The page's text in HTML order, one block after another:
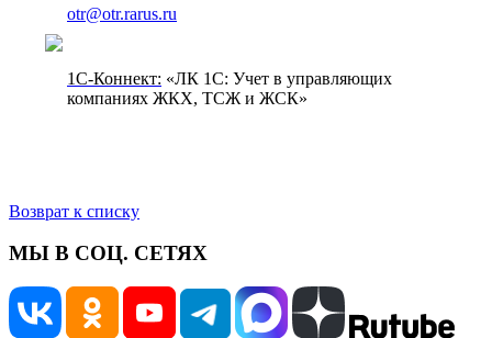
otr@otr.rarus.ru
1С-Коннект: «ЛК 1С: Учет в управляющих
компаниях ЖКХ, ТСЖ и ЖСК»
Возврат к списку
МЫ В СОЦ. СЕТЯХ